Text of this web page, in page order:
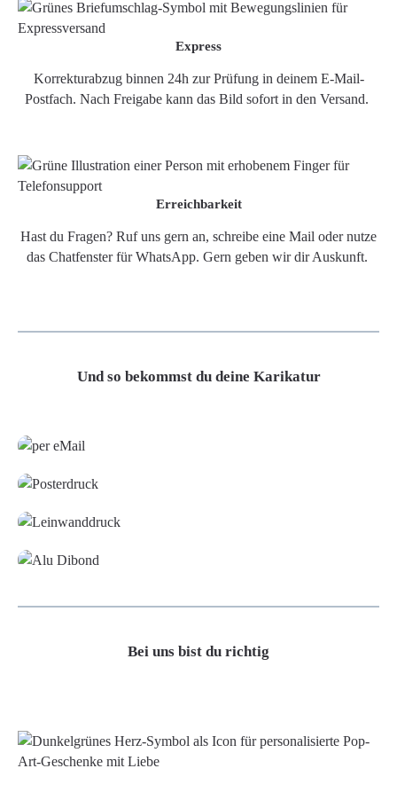
Express
Korrekturabzug binnen 24h zur Prüfung in deinem E-Mail-
Postfach. Nach Freigabe kann das Bild sofort in den Versand.
Erreichbarkeit
Hast du Fragen? Ruf uns gern an, schreibe eine Mail oder nutze
das Chatfenster für WhatsApp. Gern geben wir dir Auskunft.
Und so bekommst du deine Karikatur
Bei uns bist du richtig